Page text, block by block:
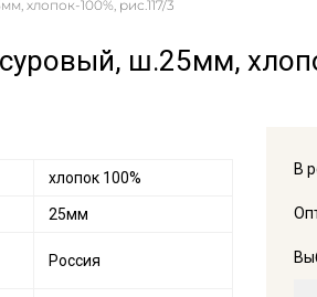
хлопок-100%, рис.117/3
ш.25мм,
В
хлопок 100%
25мм
Россия